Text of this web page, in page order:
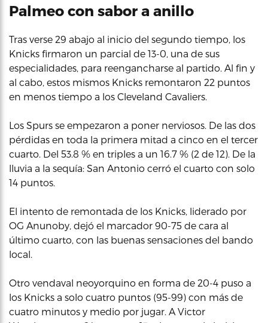
Palmeo con sabor a anillo
Tras verse 29 abajo al inicio del segundo tiempo, los
Knicks firmaron un parcial de 13-0, una de sus
especialidades, para reengancharse al partido. Al fin y
al cabo, estos mismos Knicks remontaron 22 puntos
en menos tiempo a los Cleveland Cavaliers.
Los Spurs se empezaron a poner nerviosos. De las dos
pérdidas en toda la primera mitad a cinco en el tercer
cuarto. Del 53.8 % en triples a un 16.7 % (2 de 12). De la
lluvia a la sequía: San Antonio cerró el cuarto con solo
14 puntos.
El intento de remontada de los Knicks, liderado por
OG Anunoby, dejó el marcador 90-75 de cara al
último cuarto, con las buenas sensaciones del bando
local.
Otro vendaval neoyorquino en forma de 20-4 puso a
los Knicks a solo cuatro puntos (95-99) con más de
cuatro minutos y medio por jugar. A Victor